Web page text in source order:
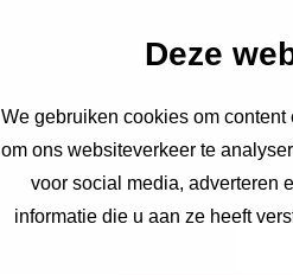
Deze
We gebruiken cookies om
om ons websiteverkeer te
voor social media, adverteren
informatie die u aan ze heeft